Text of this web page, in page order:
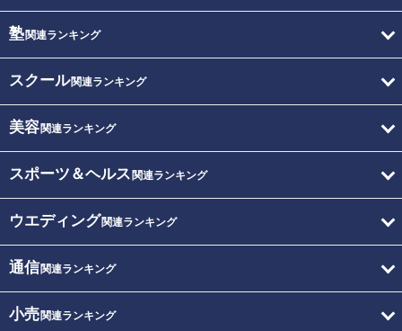
塾関連ランキング
スクール関連ランキング
美容関連ランキング
スポーツ＆ヘルス 関連ランキング
ウエディング関連ランキング
通信関連ランキング
小売関連ランキング